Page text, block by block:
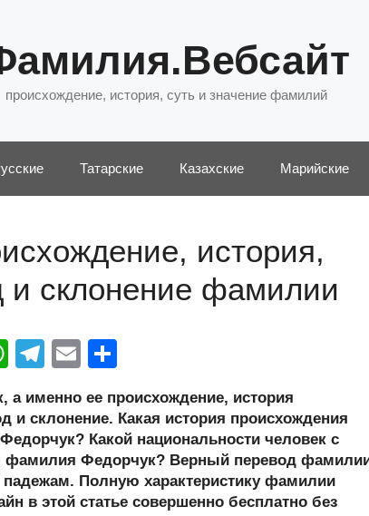
происхождение, история, суть и значение фамилий
Татарские Казахские Марийские
история,
и склонение фамилии
W
at
s
A
p
T
e
gr
a
m
E
ail р
а
в
и
именно ее происхождение, история
и склонение. Какая история происхождения
Какой национальности человек с
фамилия Федорчук? Верный перевод
Полную характеристику фамилии
в этой статье совершенно бесплатно без